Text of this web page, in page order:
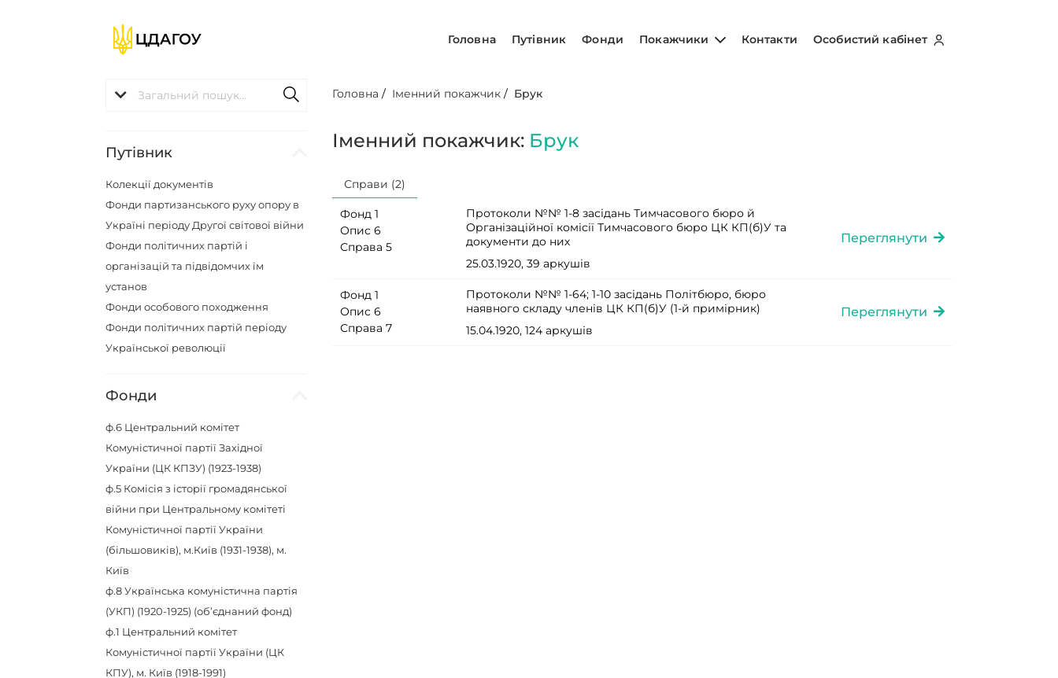
Головна Путівник Фонди Покажчики Контакти Особистий кабінет
Путівник
Колекції документів
Фонди партизанського руху опору в
Україні періоду Другої світової війни
Фонди політичних партій і
організацій та підвідомчих їм
установ
Фонди особового походження
Фонди політичних партій періоду
Української революції
Фонди
ф.6 Центральний комітет
Комуністичної партії Західної
України (ЦК КПЗУ) (1923-1938)
ф.5 Комісія з історії громадянської
війни при Центральному комітеті
Комуністичної партії України
(більшовиків), м.Київ (1931-1938), м.
Київ
ф.8Українська комуністична партія
(УКП) (1920-1925) (об’єднаний фонд)
ф.1 Центральний комітет
Комуністичної партії України (ЦК
КПУ), м. Київ (1918-1991)
Головна / Іменний покажчик / Брук
Іменний покажчик: Брук
Справи (2)
Фонд 1
Опис 6
Справа 5
Протоколи №№ 1-8 засідань Тимчасового бюро й
Організаційної комісії Тимчасового бюро ЦК КП(б)У та
документи до них
25.03.1920, 39 аркушів
Переглянути
Фонд 1
Опис 6
Справа 7
Протоколи №№ 1-64; 1-10 засідань Політбюро, бюро
наявного складу членів ЦК КП(б)У (1-й примірник)
15.04.1920, 124 аркушів
Переглянути